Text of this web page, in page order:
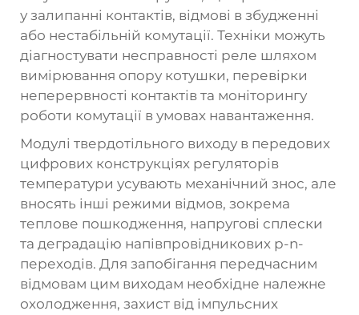
у залипанні контактів, відмові в збудженні
або нестабільній комутації. Техніки можуть
діагностувати несправності реле шляхом
вимірювання опору котушки, перевірки
неперервності контактів та моніторингу
роботи комутації в умовах навантаження.
Модулі твердотільного виходу в передових
цифрових конструкціях регуляторів
температури усувають механічний знос, але
вносять інші режими відмов, зокрема
теплове пошкодження, напругові сплески
та деградацію напівпровідникових p-n-
переходів. Для запобігання передчасним
відмовам цим виходам необхідне належне
охолодження, захист від імпульсних